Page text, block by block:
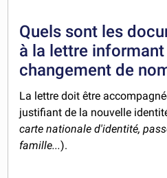
Quels sont les
à la lettre informant
changement de
La lettre doit être
justifiant de la nouvelle
carte nationale d'identité,
famille...).